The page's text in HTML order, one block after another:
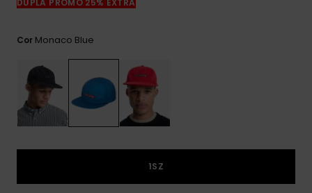
DUPLA PROMO 25% EXTRA
Cor Monaco Blue
1SZ